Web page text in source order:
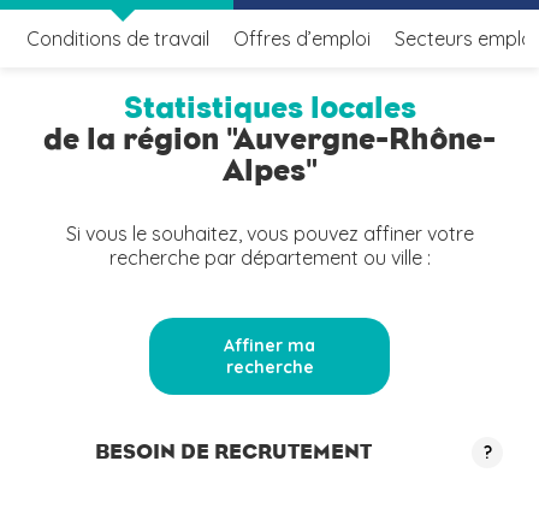
Conditions de travail Offres d’emploi Secteurs
Statistiques locales
de la région "Auvergne-Rhône-
Alpes"
Si vous le souhaitez, vous pouvez affiner votre
recherche par département ou ville :
Affiner ma
recherche
BESOIN DE RECRUTEMENT ?